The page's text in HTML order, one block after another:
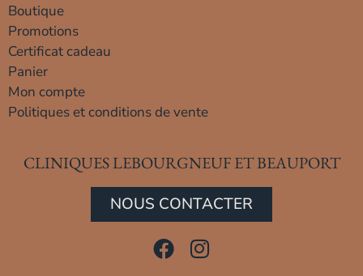
Boutique
Promotions
Certificat cadeau
Panier
Mon compte
Politiques et conditions de vente
CLINIQUES LEBOURGNEUF ET BEAUPORT
NOUS CONTACTER